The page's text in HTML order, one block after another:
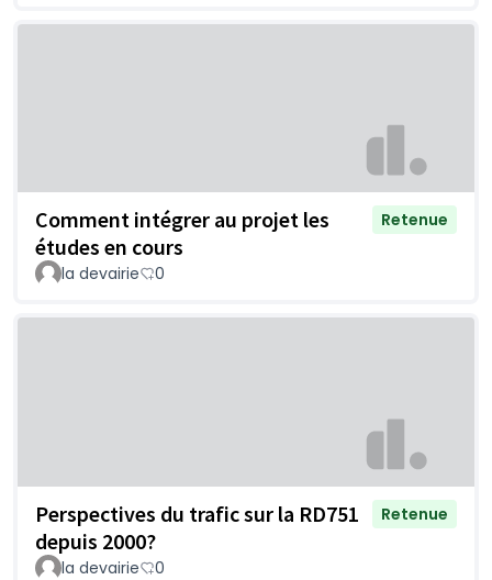
Comment intégrer au projet les
études en cours
Retenue
la devairie 0
Perspectives du trafic sur la RD751
depuis 2000?
Retenue
la devairie 0